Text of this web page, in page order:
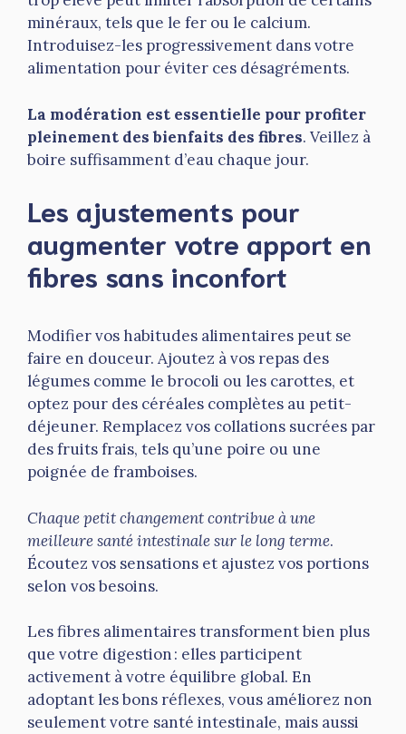
minéraux, tels que le fer ou le calcium.
Introduisez-les progressivement dans votre
alimentation pour éviter ces désagréments.
La modération est essentielle pour profiter
pleinement des bienfaits des fibres. Veillez à
boire suffisamment d’eau chaque jour.
Les ajustements pour
augmenter votre apport en
fibres sans inconfort
Modifier vos habitudes alimentaires peut se
faire en douceur. Ajoutez à vos repas des
légumes comme le brocoli ou les carottes, et
optez pour des céréales complètes au petit-
déjeuner. Remplacez vos collations sucrées par
des fruits frais, tels qu’une poire ou une
poignée de framboises.
Chaque petit changement contribue à une
meilleure santé intestinale sur le long terme.
Écoutez vos sensations et ajustez vos portions
selon vos besoins.
Les fibres alimentaires transforment bien plus
que votre digestion : elles participent
activement à votre équilibre global. En
adoptant les bons réflexes, vous améliorez non
seulement votre santé intestinale, mais aussi